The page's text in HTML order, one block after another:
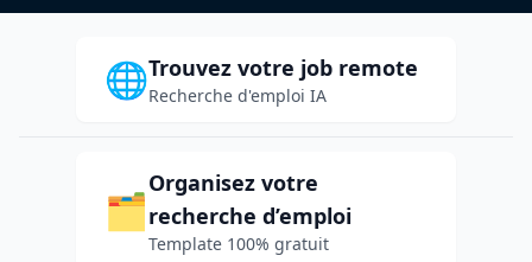
🌐Trouvez votre job remote
Recherche d'emploi IA
🗂️
Organisez votre
recherche d’emploi
Template 100% gratuit